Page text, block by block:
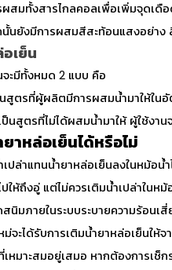
ผสมทั้งสารไกลคอลเพื่อเพิ่มจุดเ
นยังมีการผสมสีสะท้อนแสงอย่าง
อเย็น
ะมีทั้งหมด 2 แบบ คือ
สูตรที่ผู้ผลิตมีการผสมน้ำมาให้ในอั
ป็นสูตรที่ไม่ได้ผสมน้ำมาให้ ผู้ใช้งา
าหล่อเย็นได้หรือไม่
เปล่าแทนน้ำยาหล่อเย็นลงในหม้อน้
ให้ถึงอู่ แต่ไม่ควรเติมน้ำเปล่าใน
นิมภายในระบบระบายความร้อนเสี่
จะได้รับการเติมน้ำยาหล่อเย็นให้จ
หมาะสมอยู่เสมอ หากต้องการเช็ก